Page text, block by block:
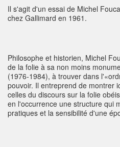
Il s'agit d'un essai de Michel
chez Gallimard en 1961.
Philosophe et historien, Michel
de la folie à sa non moins
(1976-1984), à trouver dans
pouvoir. Il entreprend de montrer
celles du discours sur la folie
en l'occurrence une structure qui
pratiques et la sensibilité d'une